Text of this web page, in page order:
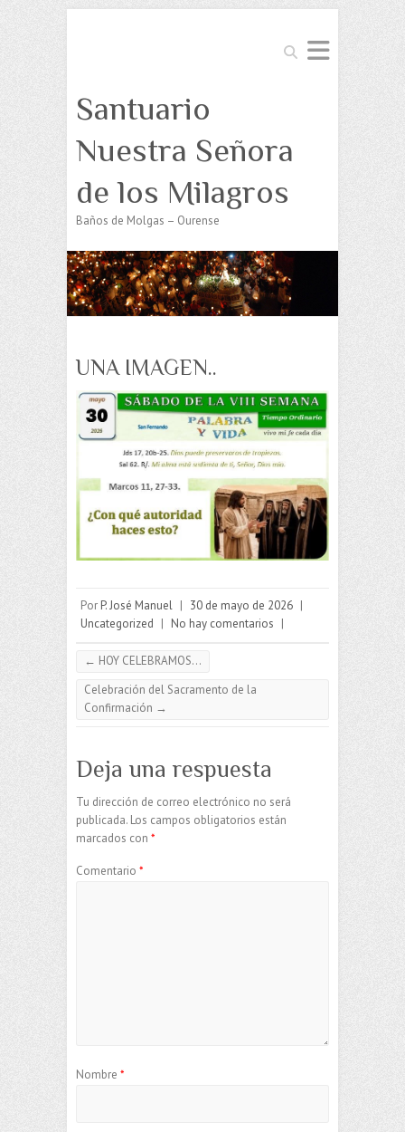
Buscar
Santuario
Nuestra Señora
de los Milagros
Baños de Molgas – Ourense
UNA IMAGEN..
Por P. José Manuel | 30 de mayo de 2026 |
Uncategorized | No hay comentarios |
← HOY CELEBRAMOS…
Celebración del Sacramento de la
Confirmación →
Deja una respuesta
Tu dirección de correo electrónico no será
publicada. Los campos obligatorios están
marcados con *
Comentario *
Nombre *